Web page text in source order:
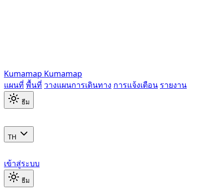
Kumamap Kumamap
แผนที่ พื้นที่ วางแผนการเดินทาง การแจ้งเตือน รายงาน
ธีม
TH
เข้าสู่ระบบ
ธีม